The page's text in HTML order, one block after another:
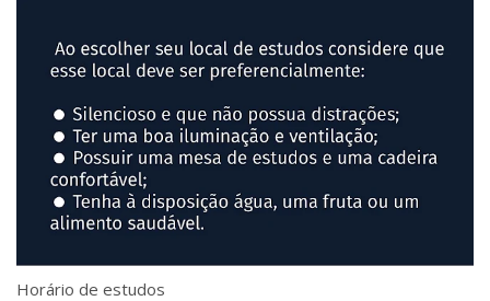
Horário de estudos